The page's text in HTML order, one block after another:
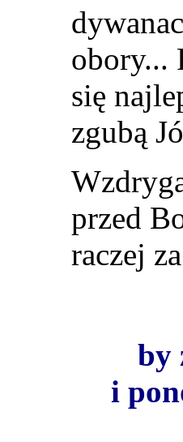
obory...
się
zgubą
przed
raczej
by
i